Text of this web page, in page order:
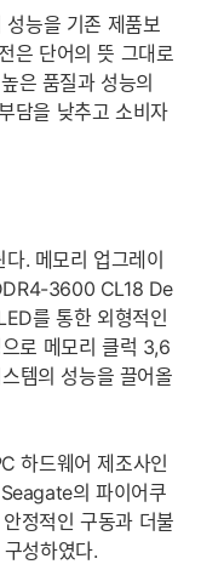
성능을 기존 제품보
은 단어의 뜻 그대로
은 품질과 성능의
담을 낮추고 소비자
. 메모리 업그레이
3600 CL18 De
를 통한 외형적인
로 메모리 클럭 3,6
템의 성능을 끌어올
하드웨어 제조사인
의 파이어쿠
정적인 구동과 더불
성하였다.